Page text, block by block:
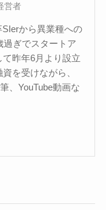
営者
から異業種への
過ぎでスタートア
昨年6月より設立
を受けながら、
、YouTube動画な